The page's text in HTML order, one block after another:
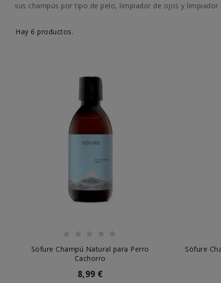
sus champús por tipo de pelo, limpiador de ojos y
Hay 6 productos.
Söfure Champú Natural para Perro
Cachorro
8,99 €
Söfure